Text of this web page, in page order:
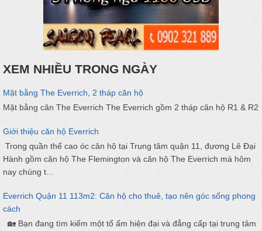
XEM NHIỀU TRONG NGÀY
Mặt bằng The Everrich, 2 tháp căn hộ
Mặt bằng căn The Everrich The Everrich gồm 2 tháp căn hộ R1 & R2
Giới thiệu căn hộ Everrich
Trong quần thể cao óc căn hộ tại Trung tâm quận 11, đương Lê Đại
Hành gồm căn hộ The Flemington và căn hộ The Everrich mà hôm
nay chúng t...
Everrich Quận 11 113m2: Căn hộ cho thuê, tạo nên góc sống phong
cách
🏡 Bạn đang tìm kiếm một tổ ấm hiện đại và đẳng cấp tại trung tâm